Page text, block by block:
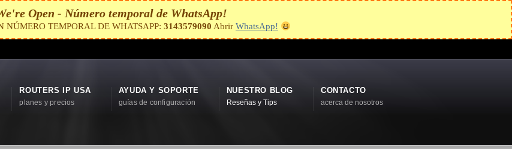
Open - Número temporal de WhatsApp!
NÚMERO TEMPORAL DE WHATSAPP: 3143579090 Abrir WhatsApp!
ROUTERS IP USA
planes y precios
AYUDA Y SOPORTE
guías de configuración
NUESTRO BLOG
Reseñas y Tips
CONTACTO
acerca de nosotros